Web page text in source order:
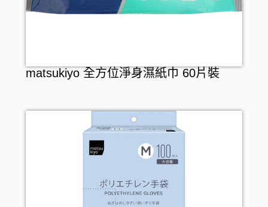
matsukiyo 全方位淨身濕紙巾 60片裝